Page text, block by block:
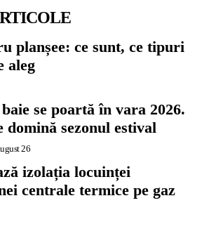
planșee: ce sunt, ce tipuri
aleg
se poartă în vara 2026.
domină sezonul estival
26
izolația locuinței
centrale termice pe gaz